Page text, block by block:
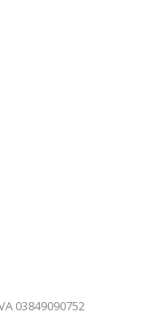
03849090752